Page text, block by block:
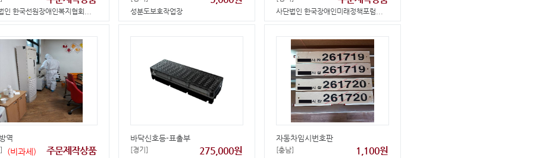
인 한국선원장애인복지협회... 성분도보호작업장 사단법인 한국장애인미래정책포럼...
역
(비과세) 주문제작상품
바닥신호등-표출부
[경기] 275,000원
자동차임시번호판
[충남] 1,100원